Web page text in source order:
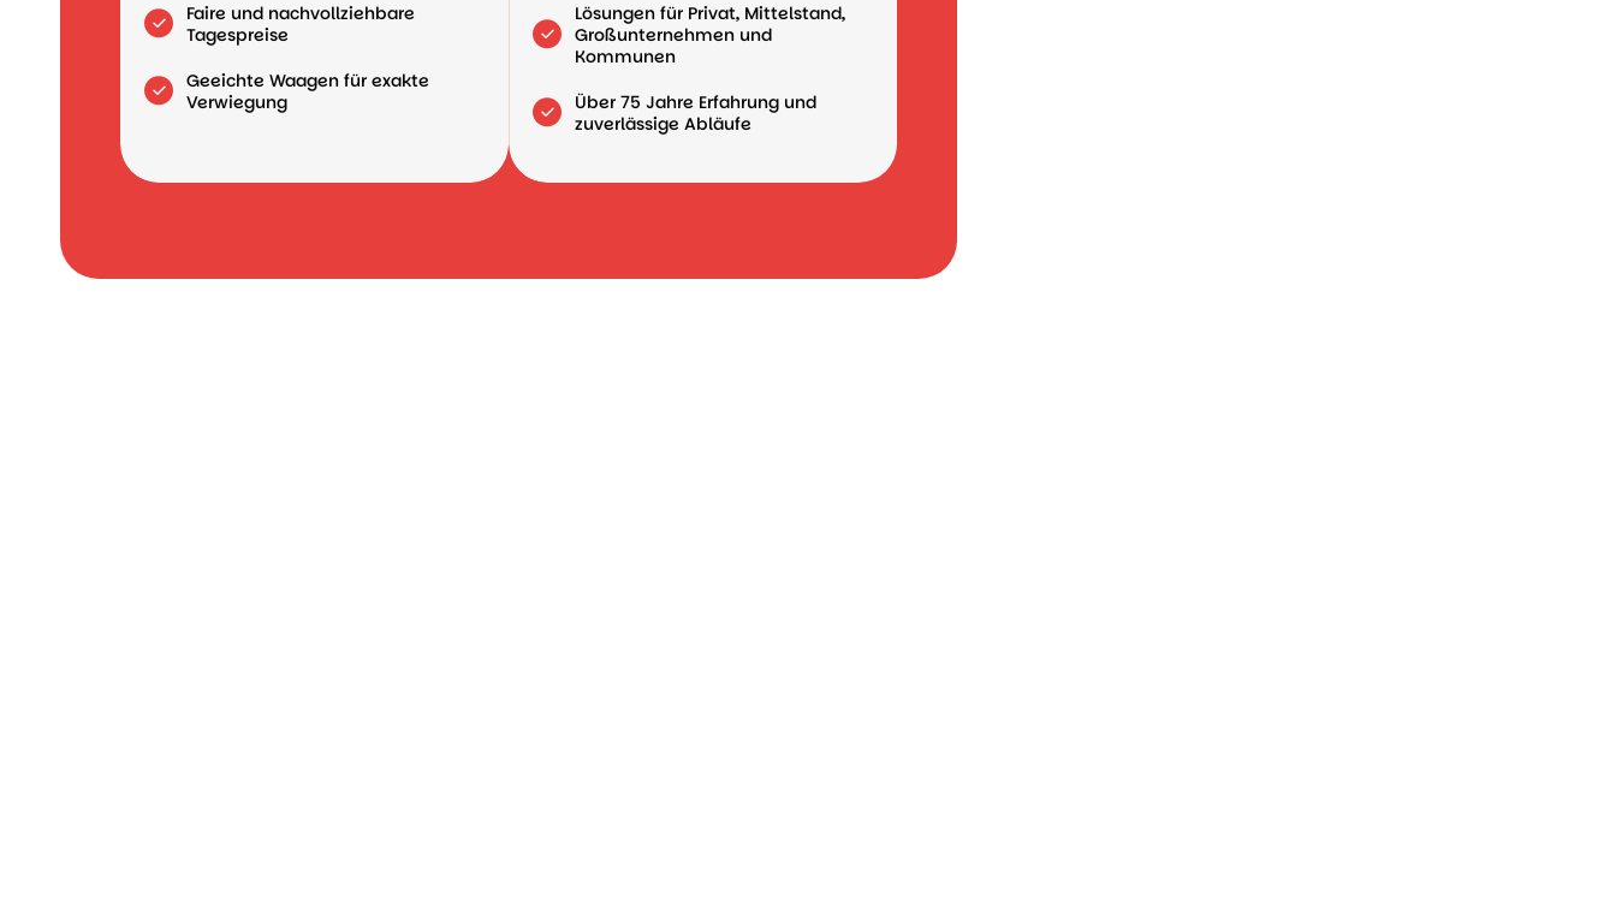
Faire und nachvollziehbare
Tagespreise
Geeichte Waagen für exakte
Verwiegung
Lösungen für Privat, Mittelstand,
Großunternehmen und
Kommunen
Über 75 Jahre Erfahrung und
zuverlässige Abläufe